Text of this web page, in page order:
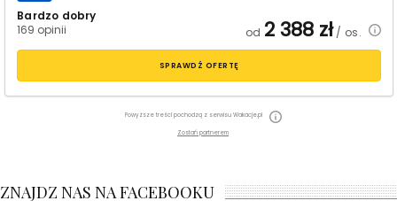
Bardzo dobry
169 opinii
od 2 388 zł/ os.
SPRAWDŹ OFERTĘ
Powyższe treści pochodzą z serwisu Wakacje.pl
Zostań partnerem
ZNAJDZ NAS NA FACEBOOKU